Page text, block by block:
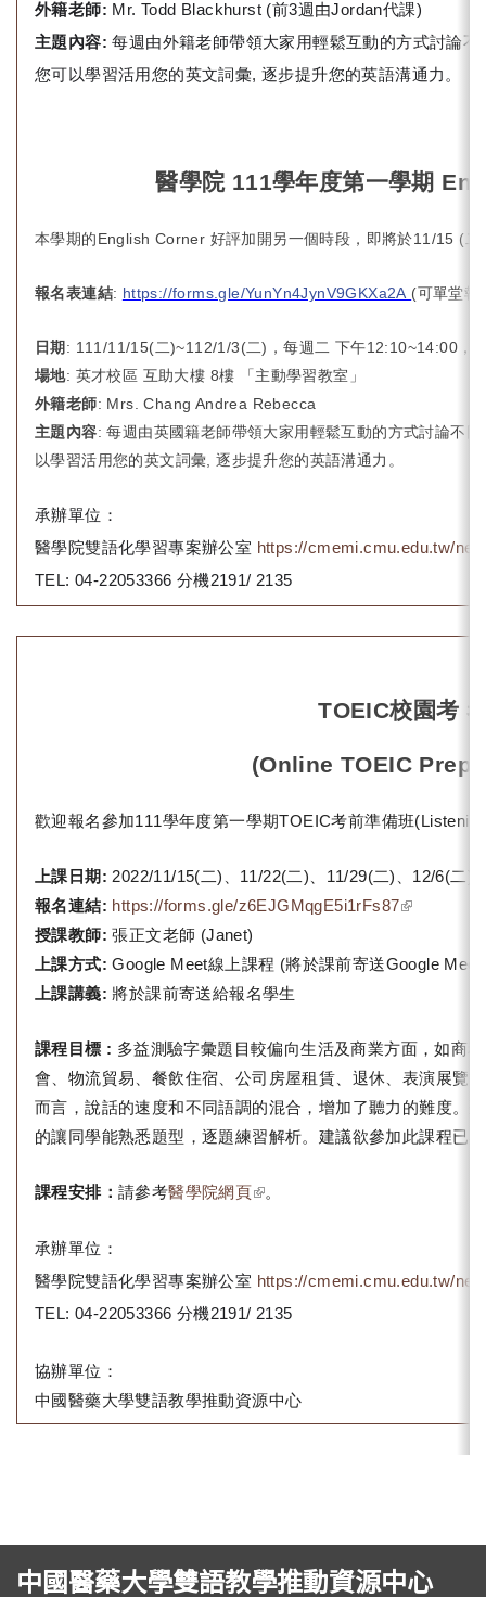
外籍老師: Mr. Todd Blackhurst (前3週由Jordan代課)
主題內容: 每週由外籍老師帶領大家用輕鬆互動的方式討論
您可以學習活用您的英文詞彙, 逐步提升您的英語溝通力。
醫學院 111學年度第一學期
本學期的English Corner 好評加開另一個時段，即將於11/15 (
報名表連結: https://forms.gle/YunYn4JynV9GKXa2A (可單堂報
日期 : 111/11/15(二)~112/1/3(二)，每週二 下午12:10~14:00，
場地: 英才校區 互助大樓 8樓 「主動學習教室」
外籍老師: Mrs. Chang Andrea Rebecca
主題內容: 每週由英國籍老師帶領大家用輕鬆互動的方式討論不
以學習活用您的英文詞彙, 逐步提升您的英語溝通力。
承辦單位：
醫學院雙語化學習專案辦公室 https://cmemi.cmu.edu.tw/
TEL: 04-22053366 分機2191/ 2135
TOEIC校園考
(Online TOEIC
歡迎報名參加111學年度第一學期TOEIC考前準備班
上課日期: 2022/11/15(二)、11/22(二)、11/29(二)、12/6(二)
報名連結: https://forms.gle/z6EJGMqgE5i1rFs87(link is
授課教師: 張正文老師 (Janet)
上課方式:Google Meet線上課程 (將於課前寄送Google Meet
上課講義:將於課前寄送給報名學生
課程目標 : 多益測驗字彙題目較偏向生活及商業方面，如商
會、物流貿易、餐飲住宿、公司房屋租賃、退休、表演展覽
而言，說話的速度和不同語調的混合，增加了聽力的難度。
的讓同學能熟悉題型，逐題練習解析。建議欲參加此課程已
課程安排： 請參考醫學院網頁(link is external)
。
承辦單位：
醫學院雙語化學習專案辦公室 https://cmemi.cmu.edu.tw/
TEL: 04-22053366 分機2191/ 2135
協辦單位：
中國醫藥大學雙語教學推動資源中心
中國醫藥大學雙語教學推動資源中心